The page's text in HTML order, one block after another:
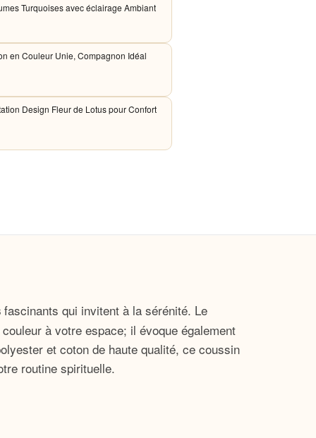
Turquoises avec éclairage Ambiant
en Couleur Unie, Compagnon Idéal
Design Fleur de Lotus pour Confort
fascinants qui invitent à la sérénité. Le
à votre espace; il évoque également
et coton de haute qualité, ce coussin
routine spirituelle.